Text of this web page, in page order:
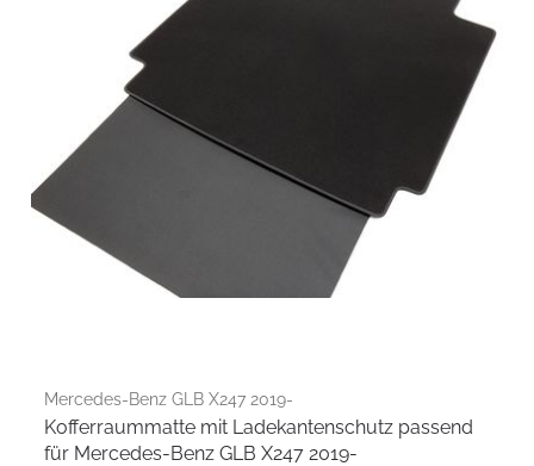
Mercedes-Benz GLB X247 2019-
Kofferraummatte mit Ladekantenschutz passend
für Mercedes-Benz GLB X247 2019-